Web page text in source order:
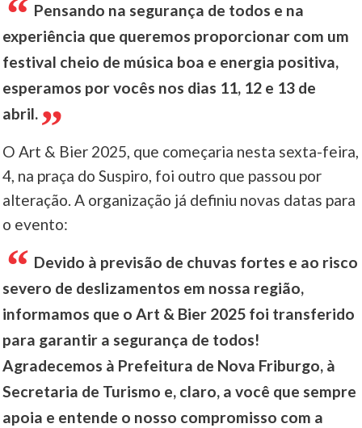
Pensando na segurança de todos e na
experiência que queremos proporcionar com um
festival cheio de música boa e energia positiva,
esperamos por vocês nos dias 11, 12 e 13 de
abril.
O Art & Bier 2025, que começaria nesta sexta-feira,
4, na praça do Suspiro, foi outro que passou por
alteração. A organização já definiu novas datas para
o evento:
Devido à previsão de chuvas fortes e ao risco
severo de deslizamentos em nossa região,
informamos que o Art & Bier 2025 foi transferido
para garantir a segurança de todos!
Agradecemos à Prefeitura de Nova Friburgo, à
Secretaria de Turismo e, claro, a você que sempre
apoia e entende o nosso compromisso com a